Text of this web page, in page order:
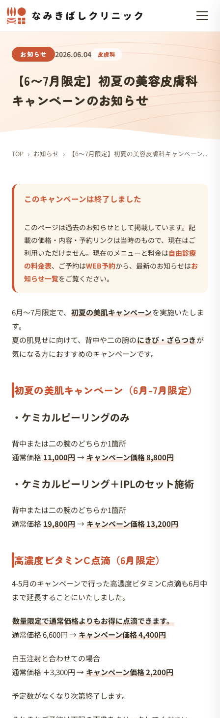
お知らせ 2026.06.04 皮膚科
【6〜7月限定】初夏の美容皮膚科
キャンペーンのお知らせ
TOP › お知らせ › 【6〜7月限定】初夏の美容皮膚科キャンペーンのお知らせ
このキャンペーンは終了しました
このページは過去のお知らせとして掲載しています。記
載の価格・内容・予約リンクは当時のもので、現在はご
利用いただけません。現在のメニューと料金は自由診療
の料金表、ご予約はWEB予約から、最新のお知らせはお
知らせ一覧をご覧ください。
6月〜7月限定で、 初夏の美肌キャンペーンを実施いたしま
す。
夏の肌見せに向けて、背中や二の腕のにきび・ざらつきが
気になる方におすすめのキャンペーンです。
初夏の美肌キャンペーン（6月-7月限定）
・ケミカルピーリングのみ
背中または二の腕のどちらか1箇所
通常価格11,000円→キャンペーン価格 8,800円
・ケミカルピーリング＋IPLのセット施術
背中または二の腕のどちらか1箇所
通常価格19,800円→キャンペーン価格 13,200円
高濃度ビタミンC点滴（6月限定）
4-5月のキャンペーンで行った高濃度ビタミンC点滴も6月中
まで延長することにいたしました。
数量限定で通常価格よりもお得に点滴できます。
通常価格 6,600円 →キャンペーン価格 4,400円
白玉注射と合わせての場合
通常価格 ＋3,300円 →キャンペーン価格 2,200円
予定数がなくなり次第終了します。